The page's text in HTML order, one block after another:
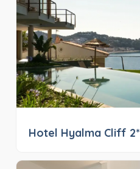
Hotel Hyalma Cliff 2*